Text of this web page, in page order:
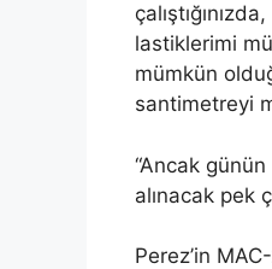
lastiklerimi
mümkün
santimetreyi
“Ancak
alınacak pek
Perez’in